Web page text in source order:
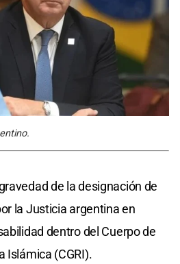
de la designación de
la Justicia argentina en
dentro del Cuerpo de
Islámica (CGRI).